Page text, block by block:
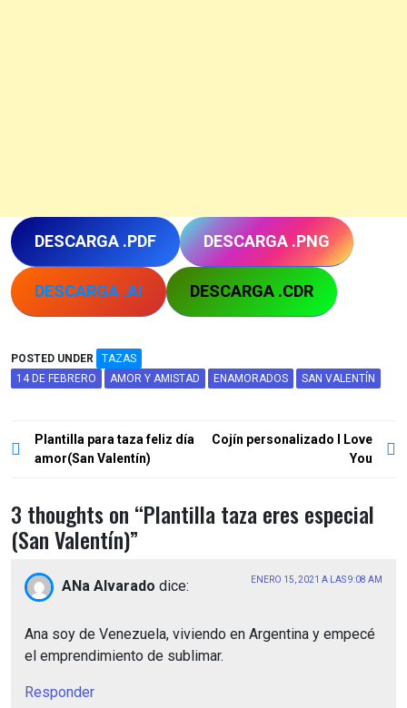
DESCARGA .PDF DESCARGA .PNG
DESCARGA .AI DESCARGA .CDR
POSTED UNDER
TAZAS
14 DE FEBRERO
AMOR Y AMISTAD ENAMORADOS SAN VALENTÍN
Navegación
Plantilla para taza feliz día
amor(San Valentín)
Cojín personalizado I Love
You
3 thoughts on “Plantilla taza eres especial
(San Valentín)”
ANa Alvarado dice: ENERO 15, 2021 A LAS 9:08 AM
Ana soy de Venezuela, viviendo en Argentina y empecé
el emprendimiento de sublimar.
Responder